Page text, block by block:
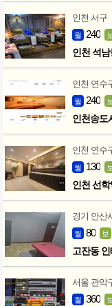
인천 서구
월 240 보
인천 석
인천 연수
월 240 보
인천송도
인천 연수
월 130 보
인천 선
경기 안산시
월 80 보
고잔동
서울 관악
월 360 보